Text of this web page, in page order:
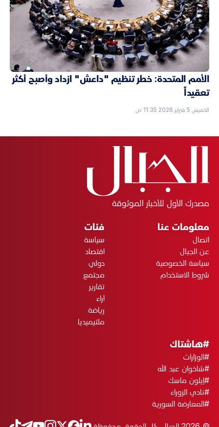
الأمم المتحدة: خطر تنظيم "داعش" ازداد وأصبح أكثر
تعقيداً
الخميس 5 فبراير 2026 11:35 ص
مصدرك الأول للأخبار الموثوقة
معلومات عنا
اتصال
عن الجبال
سياسة الخصوصية
شروط الاستخدام
فئات
سياسة
اقتصاد
دولي
مجتمع
تقارير
آراء
رياضة
ملتيميديا
#هاشتاك
#الوزارات
#شاخوان عبد الله
#إيلون ماسك
#نادي الزوراء
#المعارضة السورية